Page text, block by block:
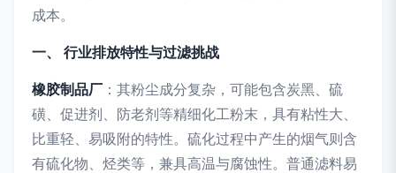
成本。
一、 行业排放特性与过滤挑战
橡胶制品厂 ：其粉尘成分复杂，可能包含炭黑、硫
磺、促进剂、防老剂等精细化工粉末，具有粘性大、
比重轻、易吸附的特性。硫化过程中产生的烟气则含
有硫化物、烃类等，兼具高温与腐蚀性。普通滤料易